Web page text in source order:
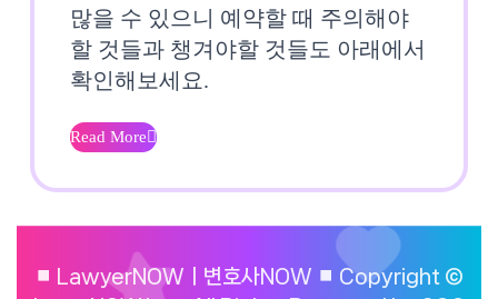
시
변
⚖️
🔑
맞
많을 수 있으니 예약할 때 주의해야
할 것들과 챙겨야할 것들도 아래에서
확인해보세요.
Read More
Read
⏹︎ LawyerNOWㅣ변호사NOW ⏹︎ Copyright ©